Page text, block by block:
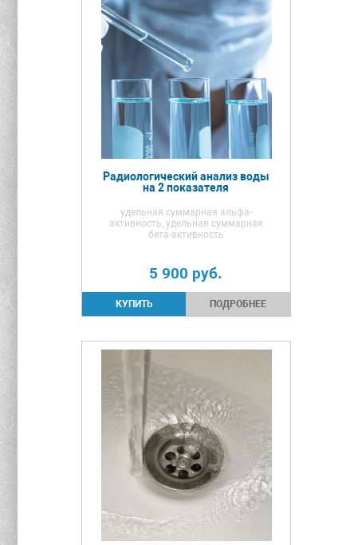
Радиологический анализ воды
на 2 показателя
удельная суммарная альфа-
активность, удельная суммарная
бета-активность
5 900 руб.
ПОДРОБНЕЕ